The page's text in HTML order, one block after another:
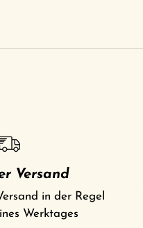
Versand
in der Regel
Werktages